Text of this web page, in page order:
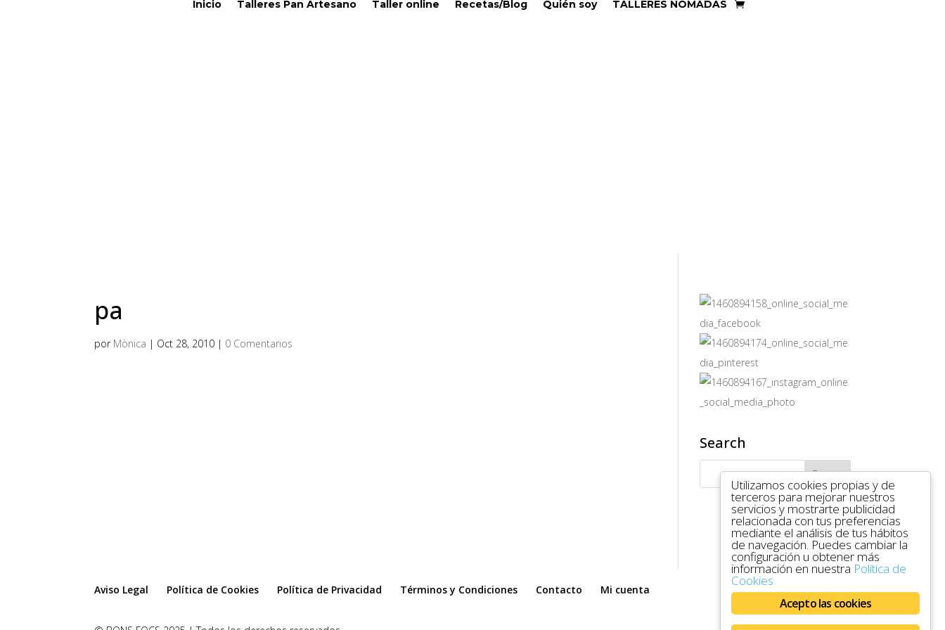
Inicio Talleres Pan Artesano Taller online Recetas/Blog Quién soy TALLERES NÓMADAS
pa
por Mònica | Oct 28, 2010 | 0 Comentarios
Search
Aviso Legal Política de Cookies Política de Privacidad Términos y Condiciones Contacto Mi cuenta
Utilizamos cookies propias y de
terceros para mejorar nuestros
servicios y mostrarte publicidad
relacionada con tus preferencias
mediante el análisis de tus hábitos
de navegación. Puedes cambiar la
configuración u obtener más
información en nuestra Política de
Cookies
Acepto las cookies